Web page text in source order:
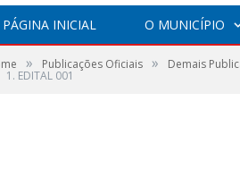
PÁGINA INICIAL O MUNICÍPIO
» Publicações Oficiais » Demais
1. EDITAL 001